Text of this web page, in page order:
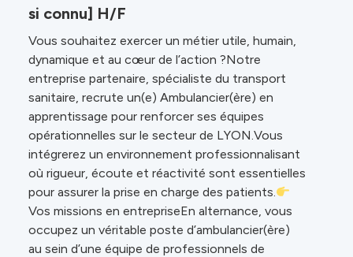
si connu] H/F
Vous souhaitez exercer un métier utile, humain,
dynamique et au cœur de l’action ?Notre
entreprise partenaire, spécialiste du transport
sanitaire, recrute un(e) Ambulancier(ère) en
apprentissage pour renforcer ses équipes
opérationnelles sur le secteur de LYON.Vous
intégrerez un environnement professionnalisant
où rigueur, écoute et réactivité sont essentielles
pour assurer la prise en charge des patients.
Vos missions en entrepriseEn alternance, vous
occupez un véritable poste d’ambulancier(ère)
au sein d’une équipe de professionnels de